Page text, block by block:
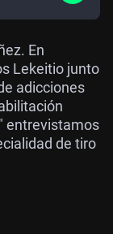
En
Lekeitio junto
adicciones
entrevistamos
de tiro